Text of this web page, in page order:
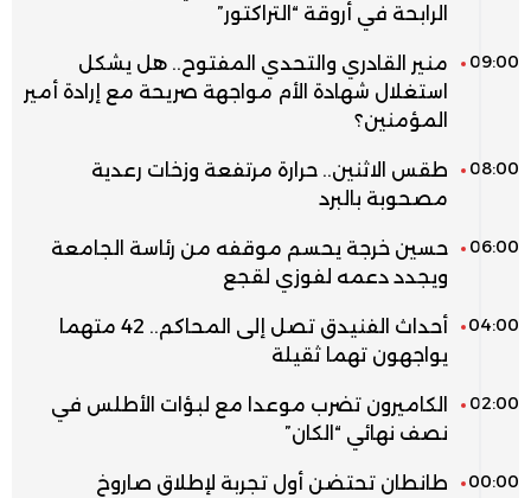
الرابحة في أروقة “التراكتور”
09:00
منير القادري والتحدي المفتوح.. هل يشكل
استغلال شهادة الأم مواجهة صريحة مع إرادة أمير
المؤمنين؟
08:00
طقس الاثنين.. حرارة مرتفعة وزخات رعدية
مصحوبة بالبرد
06:00
حسين خرجة يحسم موقفه من رئاسة الجامعة
ويجدد دعمه لفوزي لقجع
04:00
أحداث الفنيدق تصل إلى المحاكم.. 42 متهما
يواجهون تهما ثقيلة
02:00
الكاميرون تضرب موعدا مع لبؤات الأطلس في
نصف نهائي “الكان”
00:00
طانطان تحتضن أول تجربة لإطلاق صاروخ